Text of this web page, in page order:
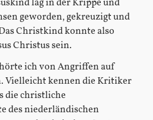
geworden, gekreuzigt und
Christkind konnte also
Christus sein.
ich von Angriffen auf
Vielleicht kennen die Kritiker
die christliche
des niederländischen